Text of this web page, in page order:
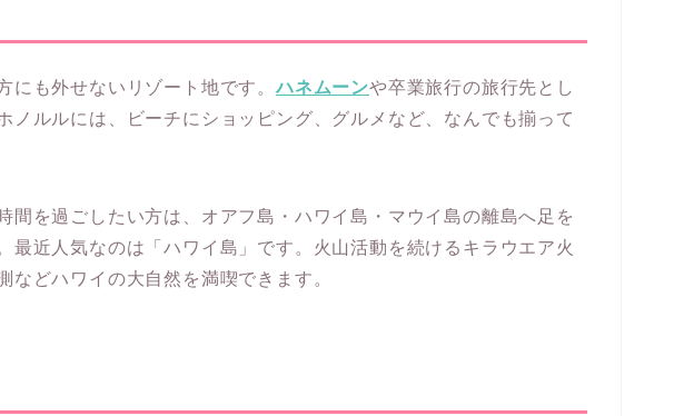
にも外せないリゾート地です。ハネムーンや卒業旅行の旅行先とし
ノルルには、ビーチにショッピング、グルメなど、なんでも揃って
間を過ごしたい方は、オアフ島・ハワイ島・マウイ島の離島へ足を
最近人気なのは「ハワイ島」です。火山活動を続けるキラウエア火
などハワイの大自然を満喫できます。